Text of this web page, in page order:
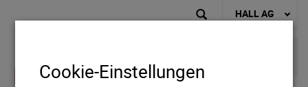
HALL AG
Cookie-Einstellungen